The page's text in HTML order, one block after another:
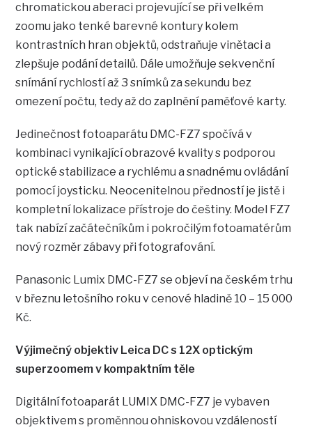
chromatickou aberaci projevující se při velkém
zoomu jako tenké barevné kontury kolem
kontrastních hran objektů, odstraňuje vinětaci a
zlepšuje podání detailů. Dále umožňuje sekvenční
snímání rychlostí až 3 snímků za sekundu bez
omezení počtu, tedy až do zaplnění paměťové karty.
Jedinečnost fotoaparátu DMC-FZ7 spočívá v
kombinaci vynikající obrazové kvality s podporou
optické stabilizace a rychlému a snadnému ovládání
pomocí joysticku. Neocenitelnou předností je jistě i
kompletní lokalizace přístroje do češtiny. Model FZ7
tak nabízí začátečníkům i pokročilým fotoamatérům
nový rozměr zábavy při fotografování.
Panasonic Lumix DMC-FZ7 se objeví na českém trhu
v březnu letošního roku v cenové hladině 10 – 15 000
Kč.
Výjimečný objektiv Leica DC s 12X optickým
superzoomem v kompaktním těle
Digitální fotoaparát LUMIX DMC-FZ7 je vybaven
objektivem s proměnnou ohniskovou vzdáleností